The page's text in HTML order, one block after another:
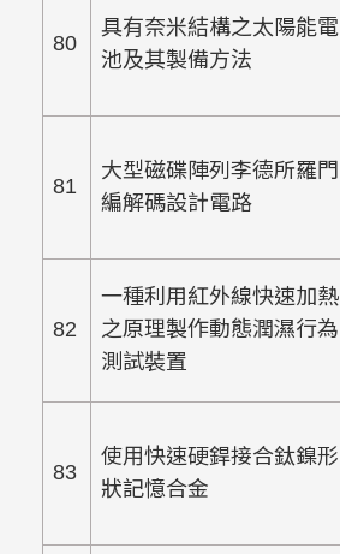
80
具有奈米結構之太陽能電
池及其製備方法
81
大型磁碟陣列李德所羅門
編解碼設計電路
82
一種利用紅外線快速加熱
之原理製作動態潤濕行為
測試裝置
83
使用快速硬銲接合鈦鎳形
狀記憶合金